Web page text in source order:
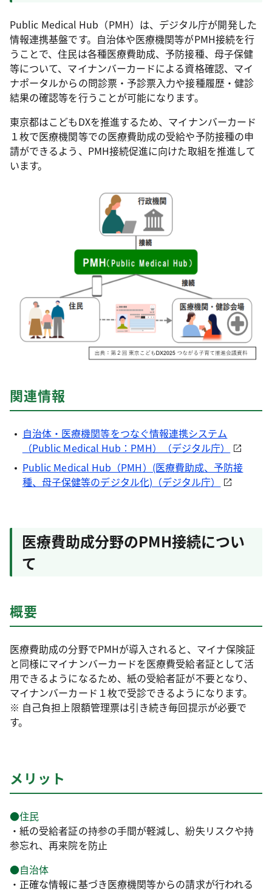
Public Medical Hub（PMH）は、デジタル庁が開発した
情報連携基盤です。自治体や医療機関等がPMH接続を行
うことで、住民は各種医療費助成、予防接種、母子保健
等について、マイナンバーカードによる資格確認、マイ
ナポータルからの問診票・予診票入力や接種履歴・健診
結果の確認等を行うことが可能になります。
東京都はこどもDXを推進するため、マイナンバーカード
１枚で医療機関等での医療費助成の受給や予防接種の申
請ができるよう、PMH接続促進に向けた取組を推進して
います。
関連情報
自治体・医療機関等をつなぐ情報連携システム
（Public Medical Hub：PMH）（デジタル庁）
Public Medical Hub（PMH）(医療費助成、予防接
種、母子保健等のデジタル化)（デジタル庁）
医療費助成分野のPMH接続につい
て
概要
医療費助成の分野でPMHが導入されると、マイナ保険証
と同様にマイナンバーカードを医療費受給者証として活
用できるようになるため、紙の受給者証が不要となり、
マイナンバーカード１枚で受診できるようになります。
※ 自己負担上限額管理票は引き続き毎回提示が必要で
す。
メリット
●住民
・紙の受給者証の持参の手間が軽減し、紛失リスクや持
参忘れ、再来院を防止
●自治体
・正確な情報に基づき医療機関等からの請求が行われる